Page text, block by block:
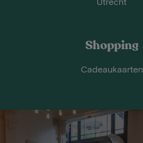
Shopping
Cadeaukaarten